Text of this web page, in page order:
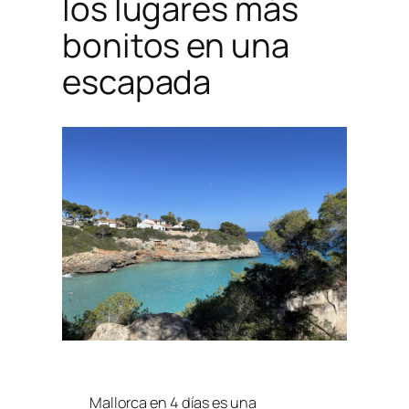
bonitos en una
escapada
Mallorca en 4 días es una